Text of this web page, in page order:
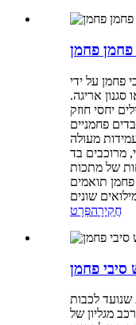
פחמן פחמן
פחמן על ידי
סגנון אריגה.
יחסי חוזק
פחמניים
מעולה
מרוכבים בד
של מתכות
תואמים
חֲקִירָהפְּרָט
סיבי פחמן
לכבות
מגליון של